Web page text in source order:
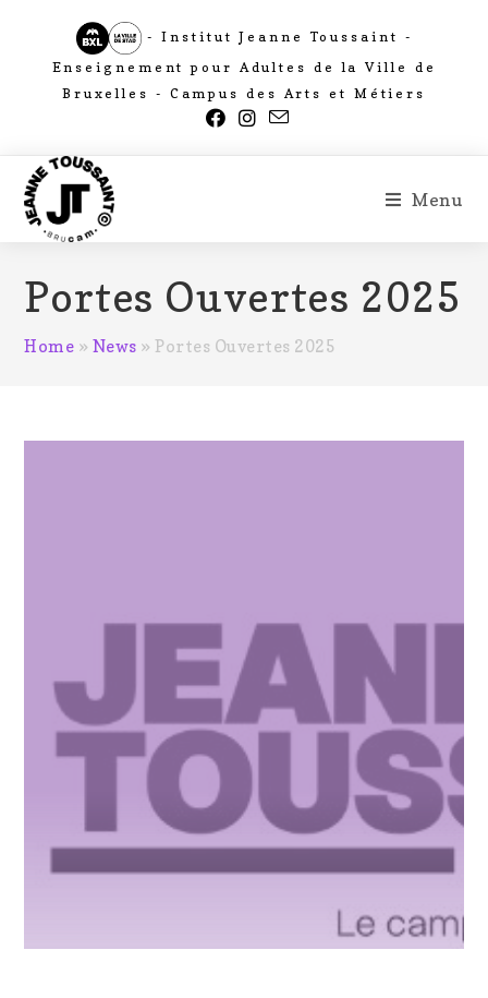
- Institut Jeanne Toussaint -
Enseignement pour Adultes de la Ville de
Bruxelles - Campus des Arts et Métiers
Menu
Portes Ouvertes 2025
Home » News »Portes Ouvertes 2025